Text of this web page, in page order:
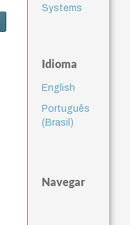
Systems
Idioma
English
Português
(Brasil)
Navegar